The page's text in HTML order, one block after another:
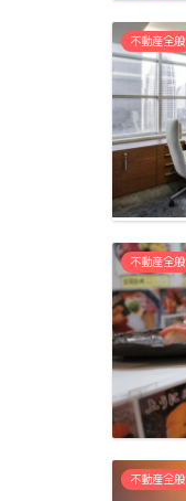
不動産全般
不動産全般
不動産全般